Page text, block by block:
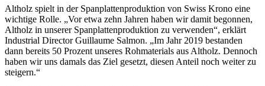
Altholz spielt in der Spanplattenproduktion von Swiss Krono eine
wichtige Rolle. „Vor etwa zehn Jahren haben wir damit begonnen,
Altholz in unserer Spanplattenproduktion zu verwenden“, erklärt
Industrial Director Guillaume Salmon. „Im Jahr 2019 bestanden
dann bereits 50 Prozent unseres Rohmaterials aus Altholz. Dennoch
haben wir uns damals das Ziel gesetzt, diesen Anteil noch weiter zu
steigern.“